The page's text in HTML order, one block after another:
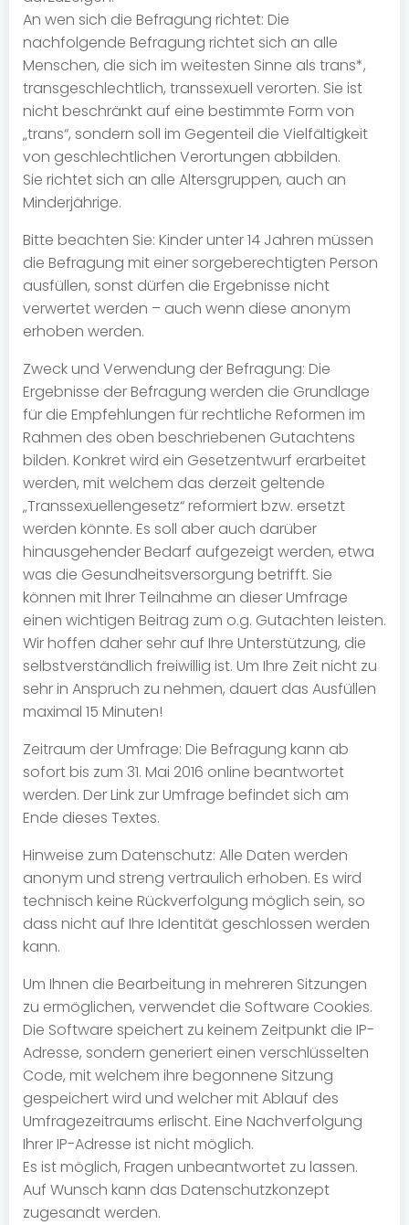
An wen sich die Befragung richtet: Die
nachfolgende Befragung richtet sich an alle
Menschen, die sich im weitesten Sinne als trans*,
transgeschlechtlich, transsexuell verorten. Sie ist
nicht beschränkt auf eine bestimmte Form von
„trans“, sondern soll im Gegenteil die Vielfältigkeit
von geschlechtlichen Verortungen abbilden.
Sie richtet sich an alle Altersgruppen, auch an
Minderjährige.
Bitte beachten Sie: Kinder unter 14 Jahren müssen
die Befragung mit einer sorgeberechtigten Person
ausfüllen, sonst dürfen die Ergebnisse nicht
verwertet werden – auch wenn diese anonym
erhoben werden.
Zweck und Verwendung der Befragung: Die
Ergebnisse der Befragung werden die Grundlage
für die Empfehlungen für rechtliche Reformen im
Rahmen des oben beschriebenen Gutachtens
bilden. Konkret wird ein Gesetzentwurf erarbeitet
werden, mit welchem das derzeit geltende
„Transsexuellengesetz“ reformiert bzw. ersetzt
werden könnte. Es soll aber auch darüber
hinausgehender Bedarf aufgezeigt werden, etwa
was die Gesundheitsversorgung betrifft. Sie
können mit Ihrer Teilnahme an dieser Umfrage
einen wichtigen Beitrag zum o.g. Gutachten leisten.
Wir hoffen daher sehr auf Ihre Unterstützung, die
selbstverständlich freiwillig ist. Um Ihre Zeit nicht zu
sehr in Anspruch zu nehmen, dauert das Ausfüllen
maximal 15 Minuten!
Zeitraum der Umfrage: Die Befragung kann ab
sofort bis zum 31. Mai 2016 online beantwortet
werden. Der Link zur Umfrage befindet sich am
Ende dieses Textes.
Hinweise zum Datenschutz: Alle Daten werden
anonym und streng vertraulich erhoben. Es wird
technisch keine Rückverfolgung möglich sein, so
dass nicht auf Ihre Identität geschlossen werden
kann.
Um Ihnen die Bearbeitung in mehreren Sitzungen
zu ermöglichen, verwendet die Software Cookies.
Die Software speichert zu keinem Zeitpunkt die IP-
Adresse, sondern generiert einen verschlüsselten
Code, mit welchem ihre begonnene Sitzung
gespeichert wird und welcher mit Ablauf des
Umfragezeitraums erlischt. Eine Nachverfolgung
Ihrer IP-Adresse ist nicht möglich.
Es ist möglich, Fragen unbeantwortet zu lassen.
Auf Wunsch kann das Datenschutzkonzept
zugesandt werden.